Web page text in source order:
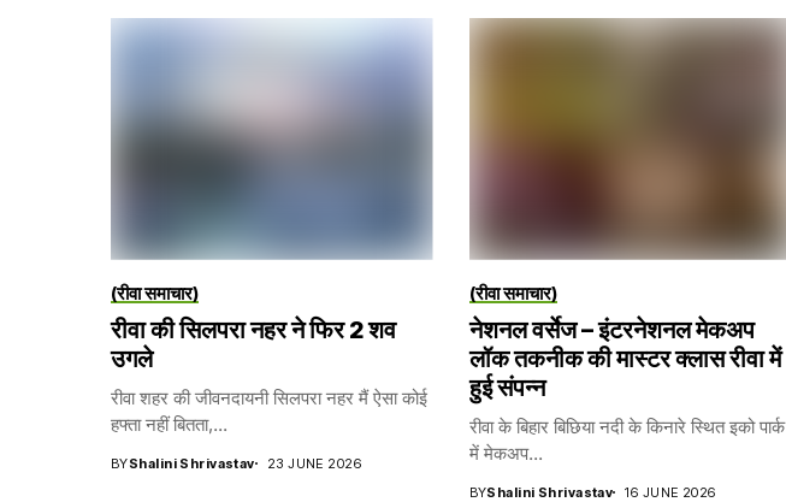
(रीवा समाचार)
रीवा की सिलपरा नहर ने फिर 2 शव
उगले
रीवा शहर की जीवनदायनी सिलपरा नहर मैं ऐसा कोई
हफ्ता नहीं बितता,...
BYShalini Shrivastav 23 JUNE 2026
(रीवा समाचार)
नेशनल वर्सेज – इंटरनेशनल मेकअप
लॉक तकनीक की मास्टर क्लास रीवा में
हुई संपन्न
रीवा के बिहार बिछिया नदी के किनारे स्थित इको पार्क
में मेकअप...
BYShalini Shrivastav 16 JUNE 2026